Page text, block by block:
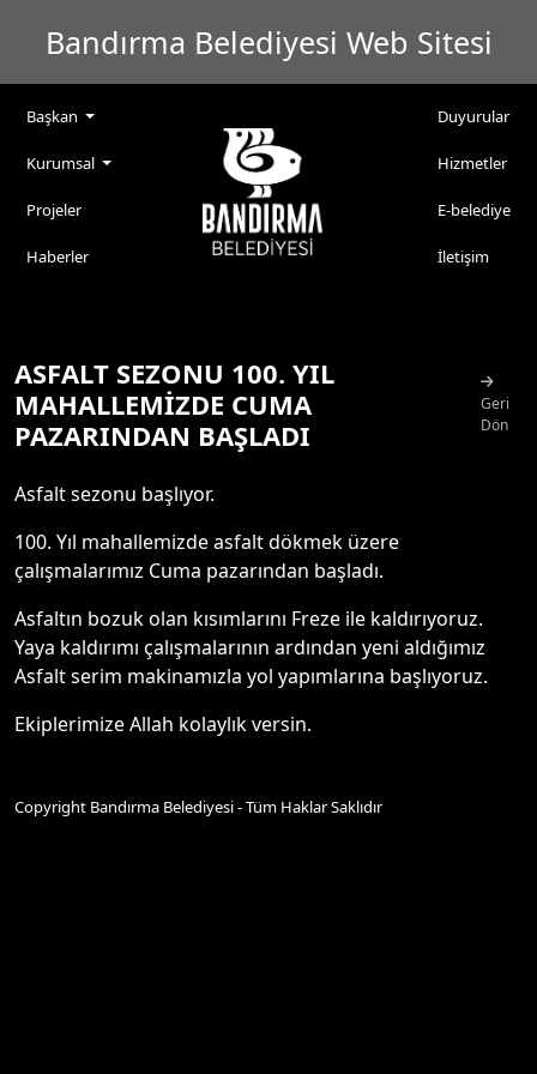
Bandırma Belediyesi Web Sitesi
Başkan
Kurumsal
Projeler
Haberler
Duyurular
Hizmetler
E-belediye
İletişim
ASFALT SEZONU 100. YIL
MAHALLEMİZDE CUMA
PAZARINDAN BAŞLADI
Geri
Dön
Asfalt sezonu başlıyor.
100. Yıl mahallemizde asfalt dökmek üzere
çalışmalarımız Cuma pazarından başladı.
Asfaltın bozuk olan kısımlarını Freze ile kaldırıyoruz.
Yaya kaldırımı çalışmalarının ardından yeni aldığımız
Asfalt serim makinamızla yol yapımlarına başlıyoruz.
Ekiplerimize Allah kolaylık versin.
Copyright Bandırma Belediyesi - Tüm Haklar Saklıdır